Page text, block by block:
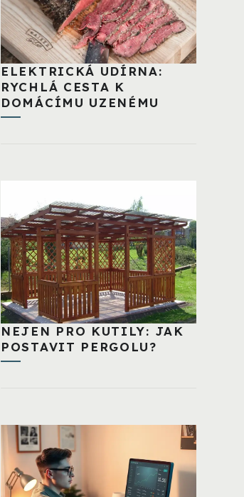
ELEKTRICKÁ UDÍRNA:
RYCHLÁ CESTA K
DOMÁCÍMU UZENÉMU
NEJEN PRO KUTILY: JAK
POSTAVIT PERGOLU?